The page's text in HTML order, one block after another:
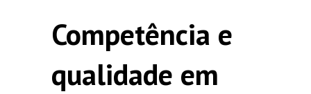
Competência e
qualidade em